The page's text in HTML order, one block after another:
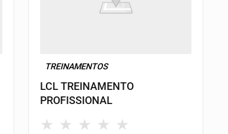
TREINAMENTOS
LCL TREINAMENTO
PROFISSIONAL
★ ★ ★ ★ ★